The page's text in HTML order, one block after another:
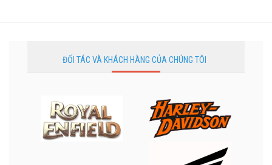
ĐỐI TÁC VÀ KHÁCH HÀNG CỦA CHÚNG TÔI